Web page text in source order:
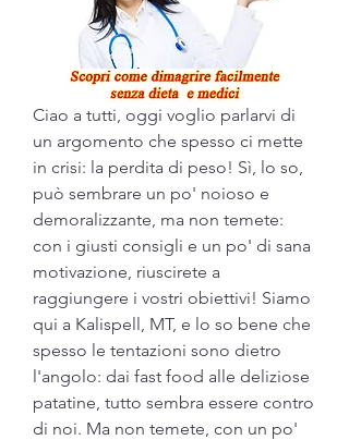
Ciao a tutti, oggi voglio parlarvi di
un argomento che spesso ci mette
in crisi: la perdita di peso! Sì, lo so,
può sembrare un po' noioso e
demoralizzante, ma non temete:
con i giusti consigli e un po' di sana
motivazione, riuscirete a
raggiungere i vostri obiettivi! Siamo
qui a Kalispell, MT, e lo so bene che
spesso le tentazioni sono dietro
l'angolo: dai fast food alle deliziose
patatine, tutto sembra essere contro
di noi. Ma non temete, con un po'